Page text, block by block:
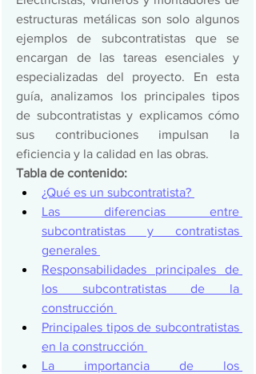
estructuras metálicas son solo algunos
ejemplos de subcontratistas que se
encargan de las tareas esenciales y
especializadas del proyecto. En esta
guía, analizamos los principales tipos
de subcontratistas y explicamos cómo
sus contribuciones impulsan la
eficiencia y la calidad en las obras.
Tabla de contenido:
¿Qué es un subcontratista?
Las diferencias entre
subcontratistas y contratistas
generales
Responsabilidades principales de
los subcontratistas de la
construcción
Principales tipos de subcontratistas
en la construcción
La importancia de los